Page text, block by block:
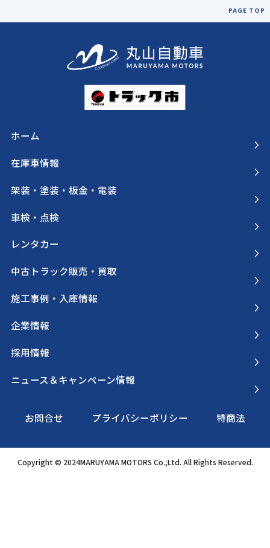
PAGE TOP
ホーム
在庫車情報
架装・塗装・板金・電装
車検・点検
レンタカー
中古トラック販売・買取
施工事例・入庫情報
企業情報
採用情報
ニュース＆キャンペーン情報
お問合せ プライバシーポリシー 特商法
Copyright © 2024MARUYAMA MOTORS Co.,Ltd. All Rights Reserved.